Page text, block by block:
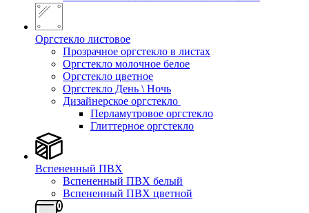
Оргстекло листовое
Прозрачное оргстекло в листах
Оргстекло молочное белое
Оргстекло цветное
Оргстекло День \ Ночь
Дизайнерское оргстекло
Перламутровое оргстекло
Глиттерное оргстекло
Вспененный ПВХ
Вспененный ПВХ белый
Вспененный ПВХ цветной